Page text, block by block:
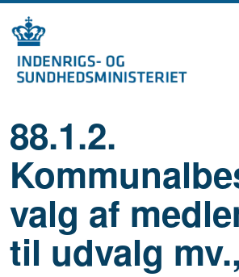
88.1.2.
valg af
til udvalg mv.,